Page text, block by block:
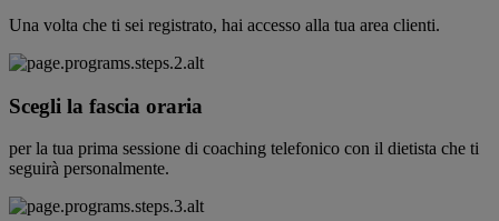
Una volta che ti sei registrato, hai accesso alla tua area clienti.
Scegli la fascia oraria
per la tua prima sessione di coaching telefonico con il dietista che ti
seguirà personalmente.